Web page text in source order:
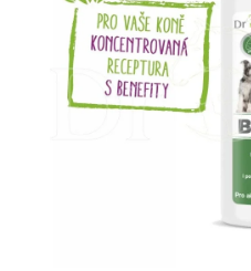
hvězdiček.